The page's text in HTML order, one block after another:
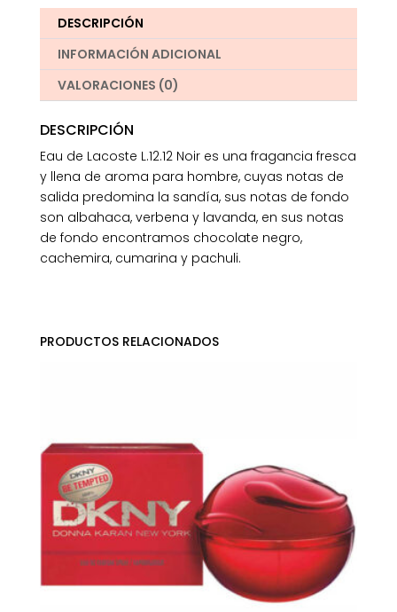
DESCRIPCIÓN
INFORMACIÓN ADICIONAL
VALORACIONES (0)
DESCRIPCIÓN
Eau de Lacoste L.12.12 Noir es una fragancia fresca
y llena de aroma para hombre, cuyas notas de
salida predomina la sandía, sus notas de fondo
son albahaca, verbena y lavanda, en sus notas
de fondo encontramos chocolate negro,
cachemira, cumarina y pachuli.
PRODUCTOS RELACIONADOS